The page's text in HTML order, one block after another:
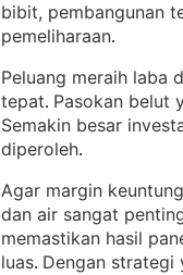
bibit, pembangunan
pemeliharaan.
Peluang meraih laba
tepat. Pasokan belut
Semakin besar
diperoleh.
Agar margin
dan air sangat
memastikan hasil
luas. Dengan strategi